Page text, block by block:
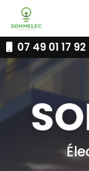
contenu
principal07 49 01 17 92